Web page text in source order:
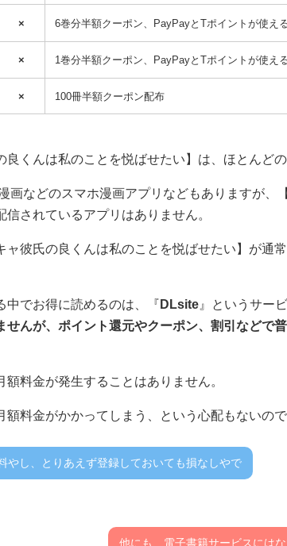
× 6巻分半額クーポン、PayPayとTポイントが使え
× 1巻分半額クーポン、PayPayとTポイントが使え
× 100冊半額クーポン配布
良くんは私のことを悦ばせたい】は、ほとんど
画などのスマホ漫画アプリなどもありますが、
信されているアプリはありません。
ャ彼氏の良くんは私のことを悦ばせたい】が通
中でお得に読めるのは、『DLsite 』というサー
せんが、ポイント還元やクーポン、割引などで
額料金が発生することはありません。
額料金がかかってしまう、という心配もないの
やし、とりあえず登録しておいても損なしやで
他にも、電子書籍サービスには